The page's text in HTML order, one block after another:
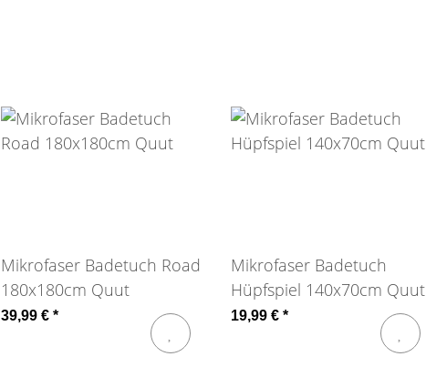
Mikrofaser Badetuch Road
180x180cm Quut
39,99 € *
Mikrofaser Badetuch
Hüpfspiel 140x70cm Quut
19,99 € *